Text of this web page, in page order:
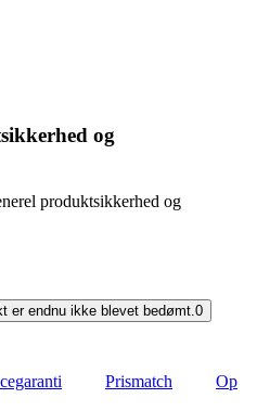
og
produktsikkerhed og
er endnu ikke blevet bedømt. 0
Prismatch
Op